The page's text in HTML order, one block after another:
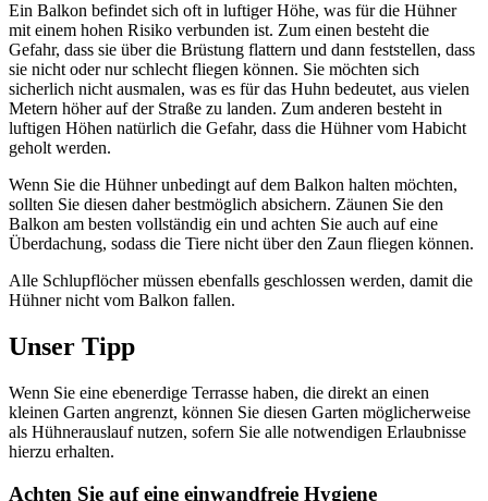
Ein Balkon befindet sich oft in luftiger Höhe, was für die Hühner
mit einem hohen Risiko verbunden ist. Zum einen besteht die
Gefahr, dass sie über die Brüstung flattern und dann feststellen, dass
sie nicht oder nur schlecht fliegen können. Sie möchten sich
sicherlich nicht ausmalen, was es für das Huhn bedeutet, aus vielen
Metern höher auf der Straße zu landen. Zum anderen besteht in
luftigen Höhen natürlich die Gefahr, dass die Hühner vom Habicht
geholt werden.
Wenn Sie die Hühner unbedingt auf dem Balkon halten möchten,
sollten Sie diesen daher bestmöglich absichern. Zäunen Sie den
Balkon am besten vollständig ein und achten Sie auch auf eine
Überdachung, sodass die Tiere nicht über den Zaun fliegen können.
Alle Schlupflöcher müssen ebenfalls geschlossen werden, damit die
Hühner nicht vom Balkon fallen.
Unser Tipp
Wenn Sie eine ebenerdige Terrasse haben, die direkt an einen
kleinen Garten angrenzt, können Sie diesen Garten möglicherweise
als Hühnerauslauf nutzen, sofern Sie alle notwendigen Erlaubnisse
hierzu erhalten.
Achten Sie auf eine einwandfreie Hygiene